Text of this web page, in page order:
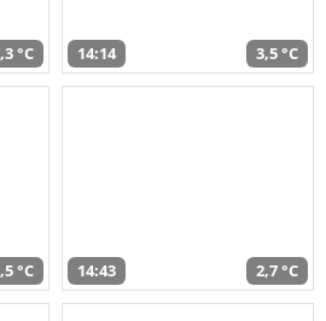
°C 14:14 3,5 °C
°C 14:43 2,7 °C